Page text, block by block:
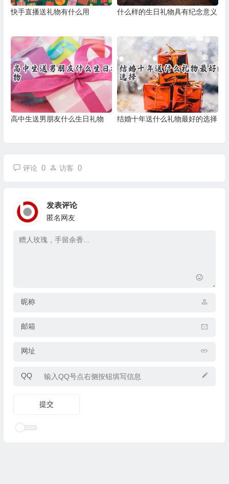
快手直播送礼物有什么用 什么样的生日礼物具有纪念意义
高中生送男朋友什么生日礼物 结婚十年送什么礼物最好的选择
评论 0 访客 0
发表评论
匿名网友
昵称
邮箱
网址
QQ